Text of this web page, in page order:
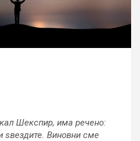
Шекспир, има речено:
ѕвездите. Виновни сме